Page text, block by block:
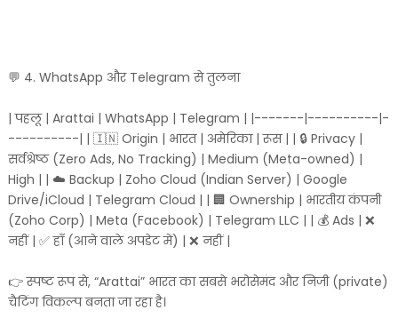
💬 4. WhatsApp और Telegram से तुलना
| पहलू | Arattai | WhatsApp | Telegram | |-------|----------|-
----------| | 🇮🇳 Origin | भारत | अमेरिका | रूस | | 🔒 Privacy |
सर्वश्रेष्ठ (Zero Ads, No Tracking) | Medium (Meta-owned) |
High | | ☁️ Backup | Zoho Cloud (Indian Server) | Google
Drive/iCloud | Telegram Cloud | | 🏢 Ownership | भारतीय कंपनी
(Zoho Corp) | Meta (Facebook) | Telegram LLC | | 💰 Ads | ❌
नहीं | ✅ हाँ (आने वाले अपडेट में) | ❌ नहीं |
👉 स्पष्ट रूप से, “Arattai” भारत का सबसे भरोसेमंद और निजी (private)
चैटिंग विकल्प बनता जा रहा है।